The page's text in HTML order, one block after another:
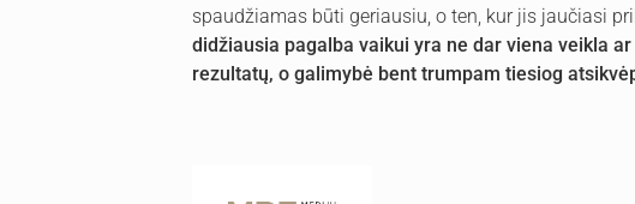
spaudžiamas būti geriausiu, o ten, kur jis jaučiasi
didžiausia pagalba vaikui yra ne dar viena veikla
rezultatų, o galimybė bent trumpam tiesiog